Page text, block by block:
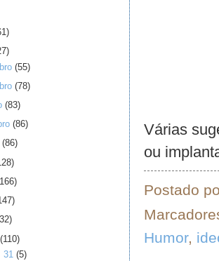
Várias
ou
Postado
Humor,
(55)
(78)
(83)
(86)
(86)
(110)
31 (5)